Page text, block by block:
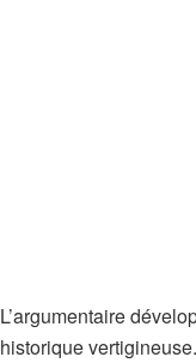
L’argumentaire
historique